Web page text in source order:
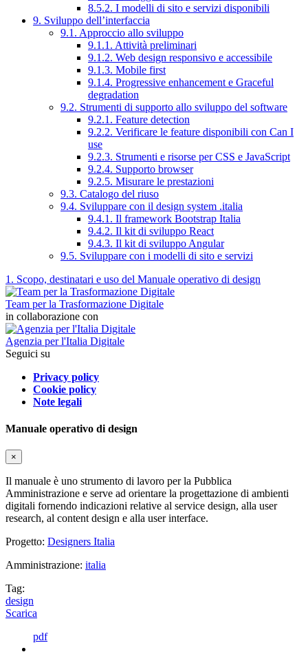
8.5.2. I modelli di sito e servizi disponibili
9. Sviluppo dell’interfaccia
9.1. Approccio allo sviluppo
9.1.1. Attività preliminari
9.1.2. Web design responsivo e accessibile
9.1.3. Mobile first
9.1.4. Progressive enhancement e Graceful
degradation
9.2. Strumenti di supporto allo sviluppo del software
9.2.1. Feature detection
9.2.2. Verificare le feature disponibili con Can I
use
9.2.3. Strumenti e risorse per CSS e JavaScript
9.2.4. Supporto browser
9.2.5. Misurare le prestazioni
9.3. Catalogo del riuso
9.4. Sviluppare con il design system .italia
9.4.1. Il framework Bootstrap Italia
9.4.2. Il kit di sviluppo React
9.4.3. Il kit di sviluppo Angular
9.5. Sviluppare con i modelli di sito e servizi
1. Scopo, destinatari e uso del Manuale operativo di design
Team per la Trasformazione Digitale
in collaborazione con
Agenzia per l'Italia Digitale
Seguici su
Privacy policy
Cookie policy
Note legali
Manuale operativo di design
×
Il manuale è uno strumento di lavoro per la Pubblica
Amministrazione e serve ad orientare la progettazione di ambienti
digitali fornendo indicazioni relative al service design, alla user
research, al content design e alla user interface.
Progetto: Designers Italia
Amministrazione: italia
Tag:
design
Scarica
pdf